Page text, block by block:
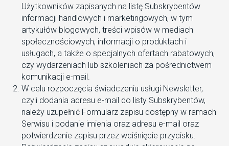
Użytkowników zapisanych na listę Subskrybentów
informacji handlowych i marketingowych, w tym
artykułów blogowych, treści wpisów w mediach
społecznościowych, informacji o produktach i
usługach, a także o specjalnych ofertach rabatowych,
czy wydarzeniach lub szkoleniach za pośrednictwem
komunikacji e-mail.
W celu rozpoczęcia świadczeniu usługi Newsletter,
czyli dodania adresu e-mail do listy Subskrybentów,
należy uzupełnić Formularz zapisu dostępny w ramach
Serwisu i podanie imienia oraz adresu e-mail oraz
potwierdzenie zapisu przez wciśnięcie przycisku.